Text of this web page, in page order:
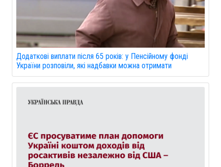
Додаткові виплати після 65 років: у Пенсійному фонді
України розповіли, які надбавки можна отримати